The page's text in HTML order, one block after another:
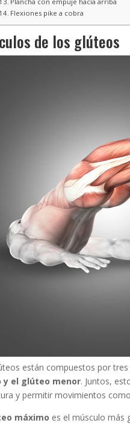
Flexiones pike a cobra
de los glúteos
están compuestos por
y el glúteo menor. Juntos,
y permitir movimientos
máximo es el músculo más